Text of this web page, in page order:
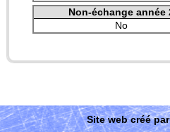
Non-échange année
No
Site web créé